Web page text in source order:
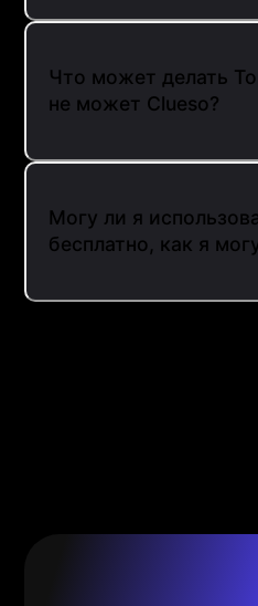
Что может делать
не может Clueso?
Могу ли я
бесплатно, как я